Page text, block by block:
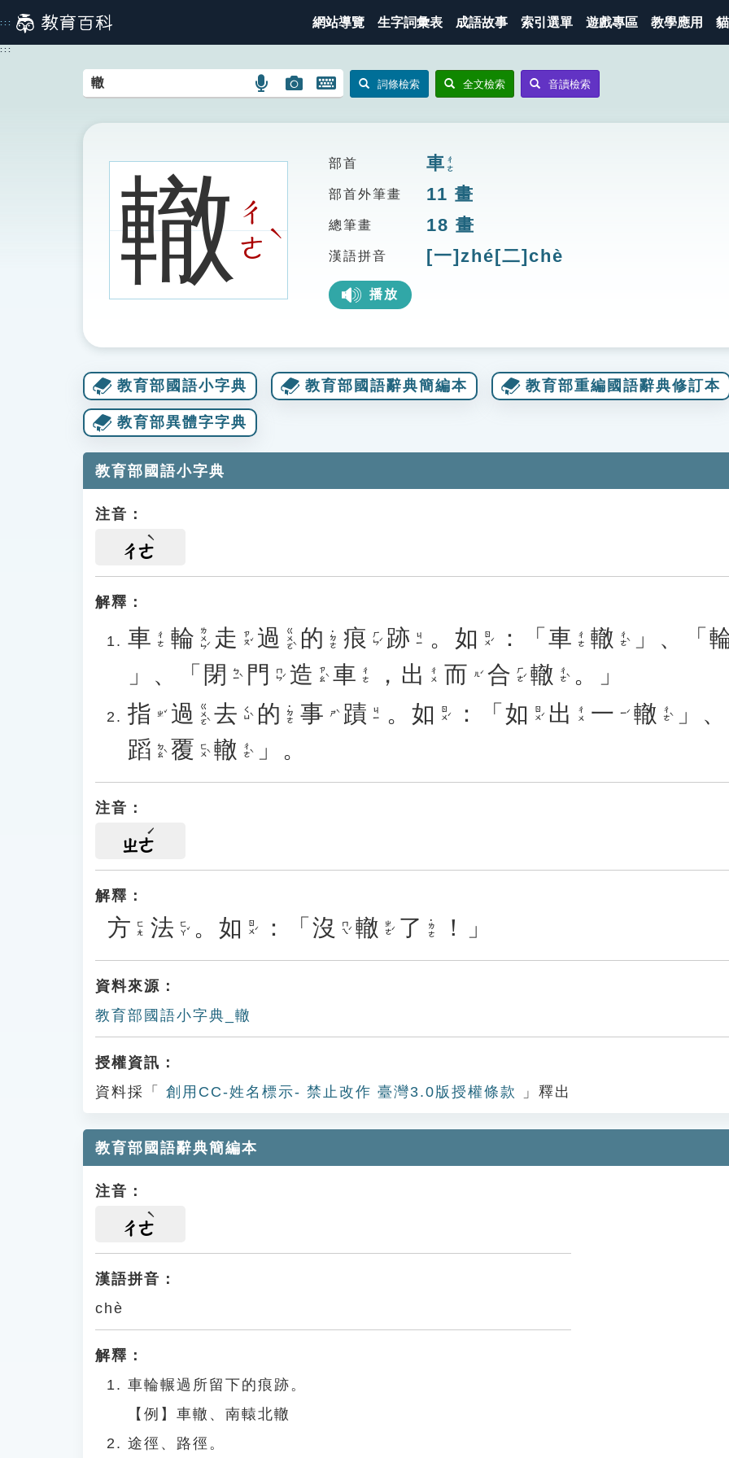
到
主
::: 網站導覽 生字詞彙表 成語故事 索引選單 遊戲專區 教學應用
:::
語
搜
圖
圖
搜
開
鍵
圖
詞條檢索 全文檢索 音讀檢索
轍ㄔ
ㄜ
ˋ
部首 車ㄔㄜ
部首外筆畫 11 畫
總筆畫 18 畫
漢語拼音 [一]zhé[二]chè
播放
教育部國語小字典 教育部國語辭典簡編本 教育部重編國語辭典修訂本
教育部異體字字典
教育部國語小字典
注音：
ㄔㄜ
解釋：
車 ㄔㄜ 輪 ㄌㄨㄣˊ 走 ㄗㄡˇ 過 ㄍㄨㄛˋ 的 ˙ㄉㄜ 痕 ㄏㄣˊ 跡 ㄐㄧ 。 如 ㄖㄨˊ ：「 車 ㄔㄜ 轍 ㄔㄜˋ 」、「
」、「 閉 ㄅㄧˋ 門 ㄇㄣˊ 造 ㄗㄠˋ 車 ㄔㄜ ， 出 ㄔㄨ 而 ㄦˊ 合 ㄏㄜˊ 轍 ㄔㄜˋ 。」
指
ㄓˇ 過 ㄍㄨㄛˋ 去 ㄑㄩˋ 的 ˙ㄉㄜ 事 ㄕˋ 蹟 ㄐㄧ 。 如 ㄖㄨˊ ：「 如 ㄖㄨˊ 出 ㄔㄨ 一 ㄧˊ 轍 ㄔㄜˋ
」
蹈 ㄉㄠˋ 覆 ㄈㄨˋ 轍 ㄔㄜˋ 」。
注音：
ㄓㄜ
解釋：
方 ㄈㄤ 法 ㄈㄚˇ 。 如 ㄖㄨˊ ：「 沒 ㄇㄟˊ 轍 ㄓㄜˊ 了 ˙ㄌㄜ ！」
資料來源：
教育部國語小字典_轍
授權資訊：
資料採「
創用CC-姓名標示- 禁止改作 臺灣3.0版授權條款 」釋出
教育部國語辭典簡編本
注音：
ㄔㄜ
漢語拼音：
chè
解釋：
車輪輾過所留下的痕跡。
【例】車轍、南轅北轍
途徑、路徑。